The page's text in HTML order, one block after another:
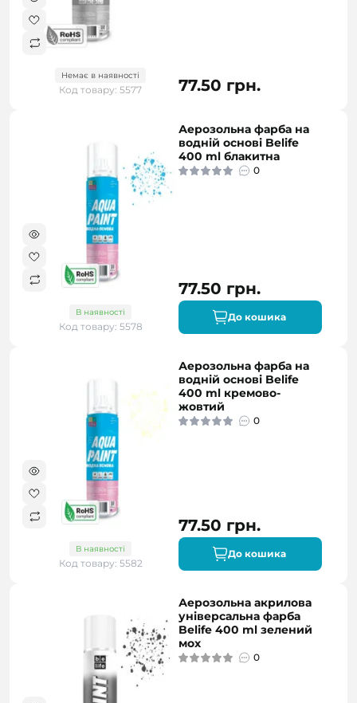
Немає в наявності
Код товару: 5577 77.50 грн.
В наявності
Код товару: 5578
Аерозольна фарба на
водній основі Belife
400 ml блакитна
0
77.50 грн.
До кошика
В наявності
Код товару: 5582
Аерозольна фарба на
водній основі Belife
400 ml кремово-
жовтий
0
77.50 грн.
До кошика
Аерозольна акрилова
універсальна фарба
Belife 400 ml зелений
мох
0